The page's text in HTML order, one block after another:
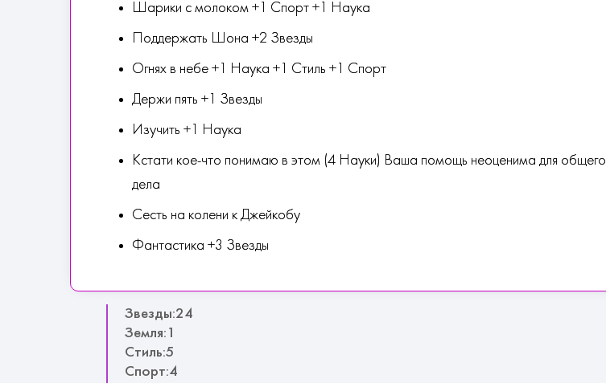
Шарики с молоком +1 Спорт +1 Наука
Поддержать Шона +2 Звезды
Огнях в небе +1 Наука +1 Стиль +1 Спорт
Держи пять +1 Звезды
Изучить +1 Наука
Кстати кое-что понимаю в этом (4 Науки) Ваша помощь неоценима для общего
дела
Сесть на колени к Джейкобу
Фантастика +3 Звезды
Звезды:24
Земля:1
Стиль:5
Спорт:4